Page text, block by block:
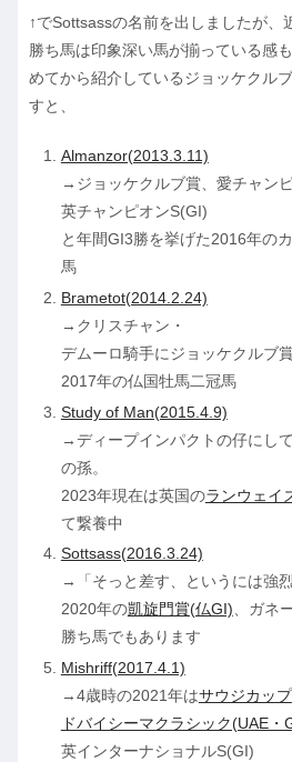
↑でSottsassの名前を出しましたが、
勝ち馬は印象深い馬が揃っている感
めてから紹介しているジョッケクル
すと、
Almanzor(2013.3.11)
→ジョッケクルブ賞、愛チャンピ
英チャンピオンS(GI)
と年間GI3勝を挙げた2016年の
馬
Brametot(2014.2.24)
→クリスチャン・
デムーロ騎手にジョッケクルブ
2017年の仏国牡馬二冠馬
Study of Man(2015.4.9)
→ディープインパクトの仔にし
の孫。
2023年現在は英国のランウェイ
て繋養中
Sottsass(2016.3.24)
→「そっと差す、というには強
2020年の凱旋門賞(仏GI)、ガネ
勝ち馬でもあります
Mishriff(2017.4.1)
→4歳時の2021年はサウジカップ
ドバイシーマクラシック(UAE・
英インターナショナルS(GI)